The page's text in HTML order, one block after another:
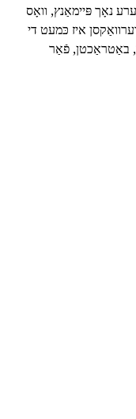
נאָך פּיימאַנץ, וואָס
איז כּמעט די
באַטראַכטן, פֿאַר